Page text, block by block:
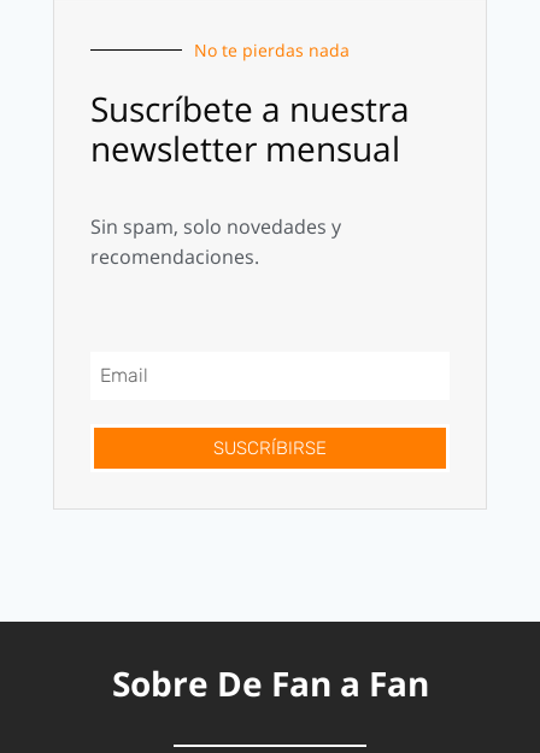
No te pierdas nada
Suscríbete a nuestra
newsletter mensual
Sin spam, solo novedades y
recomendaciones.
SUSCRÍBIRSE
Sobre De Fan a Fan